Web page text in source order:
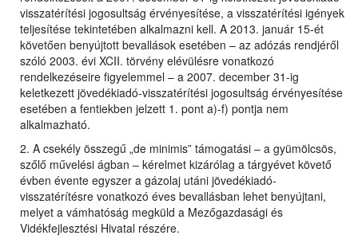
visszatérítési jogosultság érvényesítése, a visszatérítési igények
teljesítése tekintetében alkalmazni kell. A 2013. január 15-ét
követően benyújtott bevallások esetében – az adózás rendjéről
szóló 2003. évi XCII. törvény elévülésre vonatkozó
rendelkezéseire figyelemmel – a 2007. december 31-ig
keletkezett jövedékiadó-visszatérítési jogosultság érvényesítése
esetében a fentiekben jelzett 1. pont a)-f) pontja nem
alkalmazható.
2. A csekély összegű „de minimis” támogatási – a gyümölcsös,
szőlő művelési ágban – kérelmet kizárólag a tárgyévet követő
évben évente egyszer a gázolaj utáni jövedékiadó-
visszatérítésre vonatkozó éves bevallásban lehet benyújtani,
melyet a vámhatóság megküld a Mezőgazdasági és
Vidékfejlesztési Hivatal részére.